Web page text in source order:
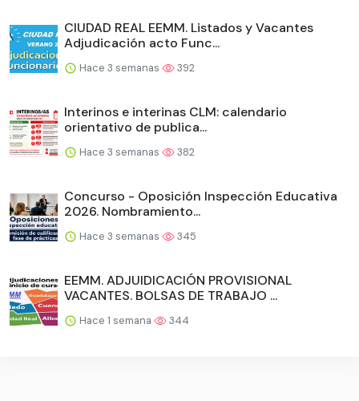
CIUDAD REAL EEMM. Listados y Vacantes
Adjudicación acto Func...
Hace 3 semanas 392
Interinos e interinas CLM: calendario
orientativo de publica...
Hace 3 semanas 382
Concurso - Oposición Inspección Educativa
2026. Nombramiento...
Hace 3 semanas 345
EEMM. ADJUIDICACIÓN PROVISIONAL
VACANTES. BOLSAS DE TRABAJO ...
Hace 1 semana 344